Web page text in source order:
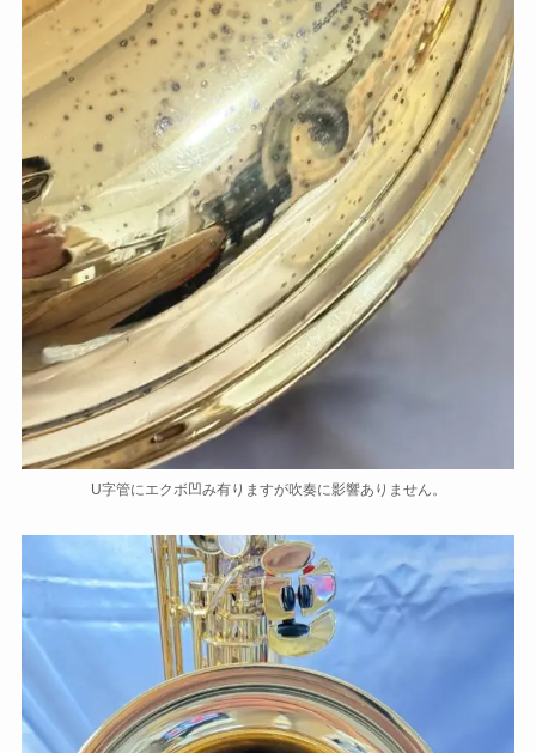
U字管にエクボ凹み有りますが吹奏に影響ありません。